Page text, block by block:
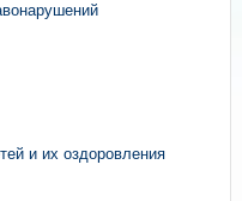
и их оздоровления